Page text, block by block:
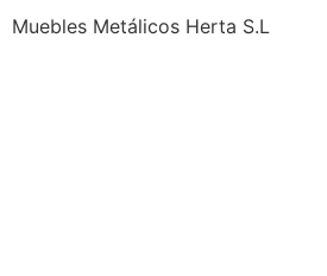
Muebles Metálicos Herta S.L